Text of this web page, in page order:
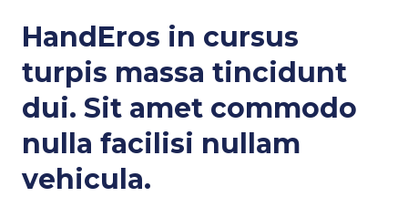
HandEros in cursus
turpis massa tincidunt
dui. Sit amet commodo
nulla facilisi nullam
vehicula.